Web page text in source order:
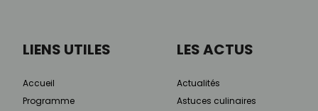
LIENS UTILES
Accueil
Programme
LES ACTUS
Actualités
Astuces culinaires